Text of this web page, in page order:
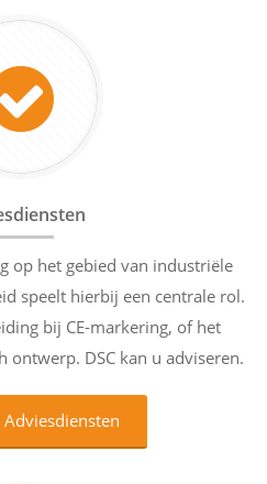
op het gebied van industriële
speelt hierbij een centrale rol.
bij CE-markering, of het
ontwerp. DSC kan u adviseren.